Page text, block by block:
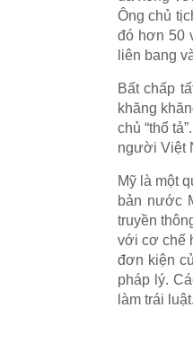
Ông chủ
đó hơn 50
liên bang
Bất chấp
khăng
chủ “thổ
người Việt
Mỹ là một
bản nước
truyền
với cơ chế
đơn kiện
pháp lý.
làm trái luật.